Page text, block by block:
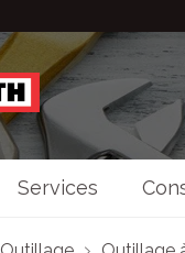
Services